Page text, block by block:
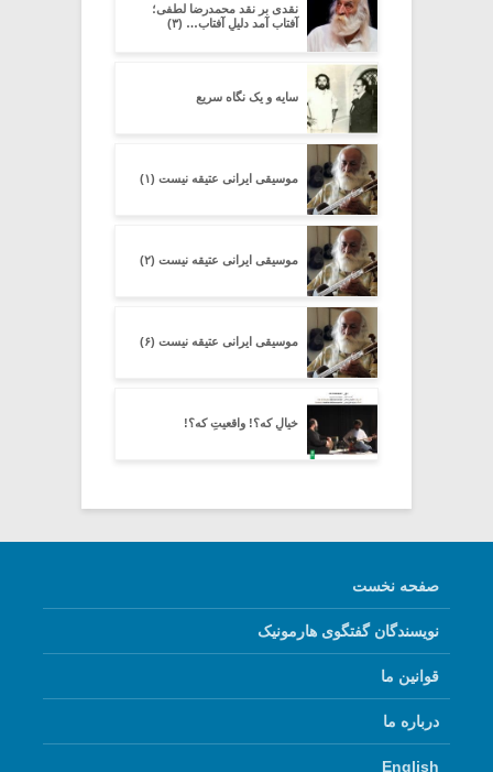
نقدی بر نقد محمدرضا لطفی؛
آفتاب آمد دلیلِ آفتاب… (۳)
سایه و یک نگاه سریع
موسیقی ایرانی عتیقه نیست (۱)
موسیقی ایرانی عتیقه نیست (۲)
موسیقی ایرانی عتیقه نیست (۶)
خیالِ که؟! واقعیتِ که؟!
صفحه نخست
نویسندگان گفتگوی هارمونیک
قوانین ما
درباره ما
English